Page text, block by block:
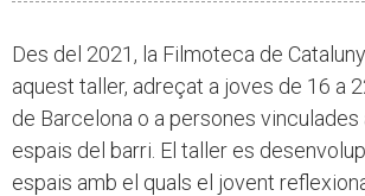
Des del 2021, la Filmoteca de
aquest taller, adreçat a joves de 16 a
de Barcelona o a persones
espais del barri. El taller es
espais amb el quals el jovent